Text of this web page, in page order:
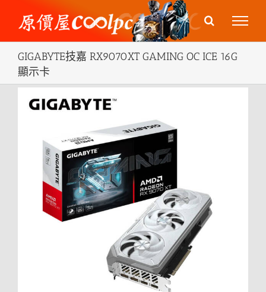
content
GIGABYTE技嘉 RX9070XT GAMING OC ICE 16G
顯示卡
Larger